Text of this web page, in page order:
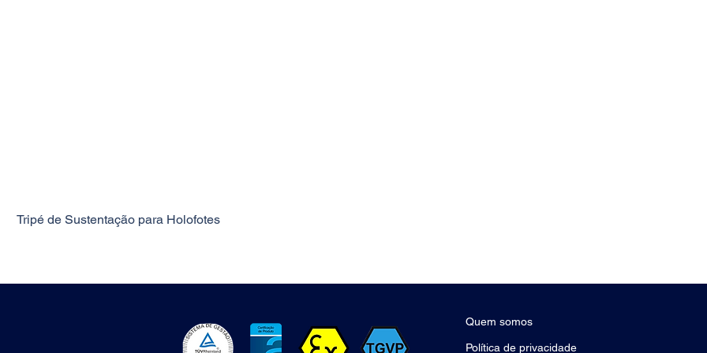
Tripé de Sustentação para Holofotes
Quem somos
Política de privacidade